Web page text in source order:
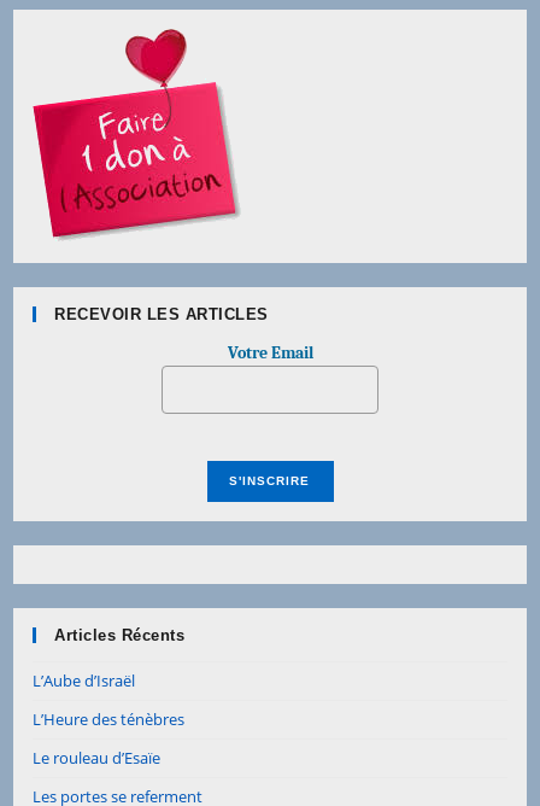
RECEVOIR LES ARTICLES
Votre Email
Articles Récents
L’Aube d’Israël
L’Heure des ténèbres
Le rouleau d’Esaïe
Les portes se referment